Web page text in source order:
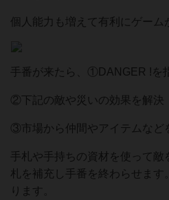
個人能力も増えて有利にゲーム
手番が来たら、①DANGER !を
②下記の敵や災いの効果を解決
③市場から仲間やアイテムなど
手札や手持ちの資材を使って
札を補充し手番を終わらせま
ります。